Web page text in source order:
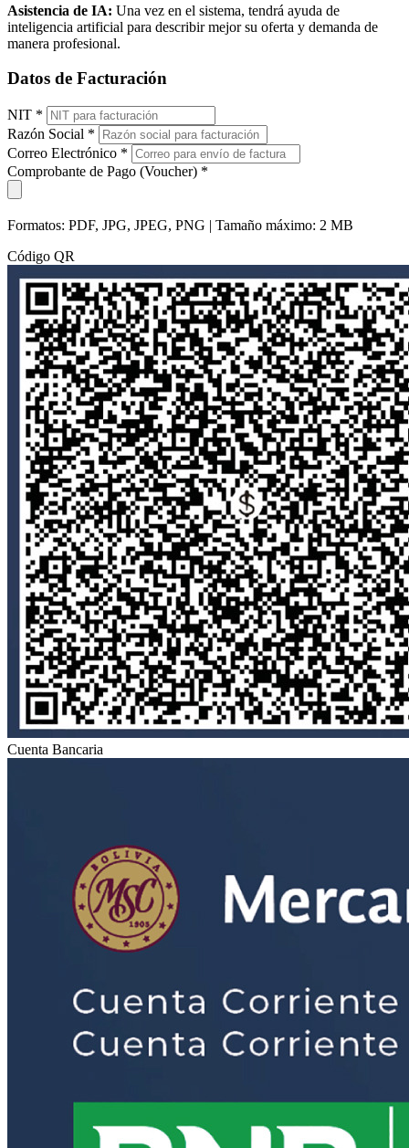
Asistencia de IA: Una vez en el sistema, tendrá ayuda de
inteligencia artificial para describir mejor su oferta y demanda de
manera profesional.
Datos de Facturación
NIT *
Razón Social *
Correo Electrónico *
Comprobante de Pago (Voucher) *
Formatos: PDF, JPG, JPEG, PNG | Tamaño máximo: 2 MB
Código QR
Cuenta Bancaria